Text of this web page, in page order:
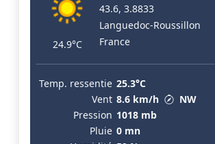
24.9°C
43.6, 3.8833
Languedoc-Roussillon
France
Temp. ressentie 25.3°C
Vent 8.6 km/h
NW
Pression 1018 mb
Pluie 0 mn